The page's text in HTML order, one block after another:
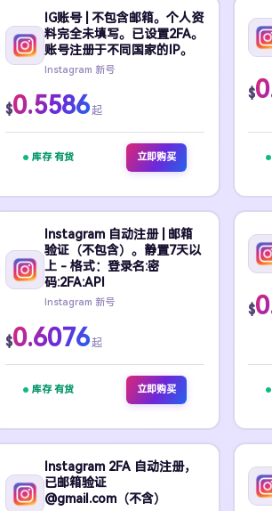
IG账号 | 不包含邮箱。个人资
料完全未填写。已设置2FA。
账号注册于不同国家的IP。
Instagram 新号
$0.5586起
库存 有货 立即购买
$
Instagram 自动注册 | 邮箱
验证（不包含）。静置7天以
上 - 格式：登录名:密
码:2FA:API
Instagram 新号
$0.6076起
库存 有货 立即购买
$
Instagram 2FA 自动注册，
已邮箱验证
@gmail.com（不含）